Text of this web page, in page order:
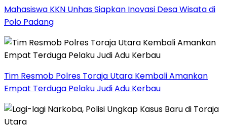
Mahasiswa KKN Unhas Siapkan Inovasi Desa Wisata di
Polo Padang
Tim Resmob Polres Toraja Utara Kembali Amankan
Empat Terduga Pelaku Judi Adu Kerbau